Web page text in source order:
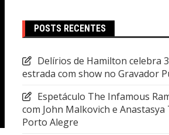
POSTS RECENTES
Delírios de Hamilton celebra
estrada com show no Gravador
Espetáculo The Infamous
com John Malkovich e
Porto Alegre